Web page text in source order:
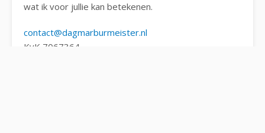
wat ik voor jullie kan betekenen.
contact@dagmarburmeister.nl
KvK 7067364